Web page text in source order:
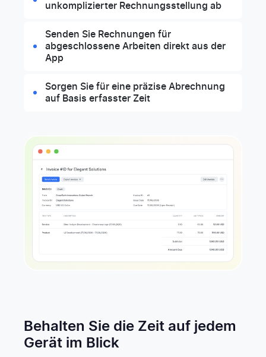
unkomplizierter Rechnungsstellung ab
Senden Sie Rechnungen für
abgeschlossene Arbeiten direkt aus der
App
Sorgen Sie für eine präzise Abrechnung
auf Basis erfasster Zeit
Behalten Sie die Zeit auf jedem
Gerät im Blick